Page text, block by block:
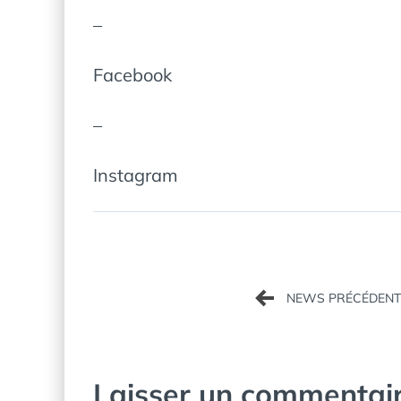
–
Facebook
–
Instagram
de
Laisser un